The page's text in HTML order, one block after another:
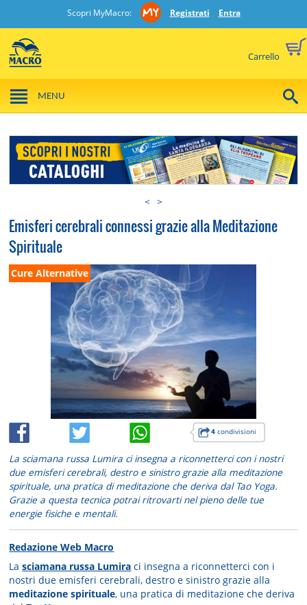
Scopri MyMacro: Registrati Entra
Carrello
MENU
< >
Emisferi cerebrali connessi grazie alla Meditazione
Spirituale
Cure Alternative
4condivisioni
La sciamana russa Lumira ci insegna a riconnetterci con i nostri
due emisferi cerebrali, destro e sinistro grazie alla meditazione
spirituale, una pratica di meditazione che deriva dal Tao Yoga.
Grazie a questa tecnica potrai ritrovarti nel pieno delle tue
energie fisiche e mentali.
Redazione Web Macro
Lasciamana russa Lumira ci insegna a riconnetterci con i
nostri due emisferi cerebrali, destro e sinistro grazie alla
meditazione spirituale, una pratica di meditazione che deriva